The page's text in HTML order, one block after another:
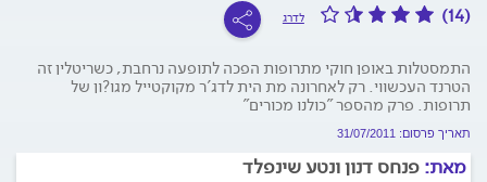
(14) לדרג
התמסטלות באופן חוקי מתרופות הפכה לתופעה נרחבת, כשריטלין זה
הטרנד העכשווי. רק לאחרונה מת הית לדג'ר מקוקטייל מגו?ון של
תרופות. פרק מהספר "כולנו מכורים"
תאריך פרסום: 31/07/2011
מאת: פנחס דנון ונטע שינפלד